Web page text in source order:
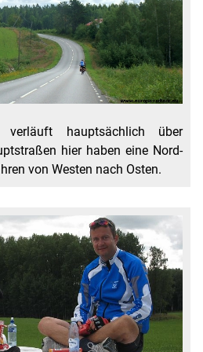
hauptsächlich über
hier haben eine Nord-
von Westen nach Osten.